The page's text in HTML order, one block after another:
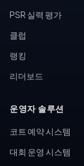
PSR 실력 평가
클럽
랭킹
리더보드
운영자 솔루션
코트 예약 시스템
대회 운영 시스템